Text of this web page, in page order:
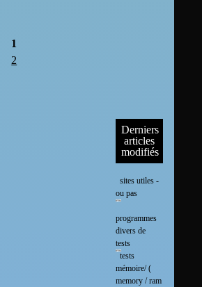
1
2
Derniers
articles
modifiés
sites utiles -
ou pas
programmes
divers de
tests
tests
mémoire/ (
memory / ram